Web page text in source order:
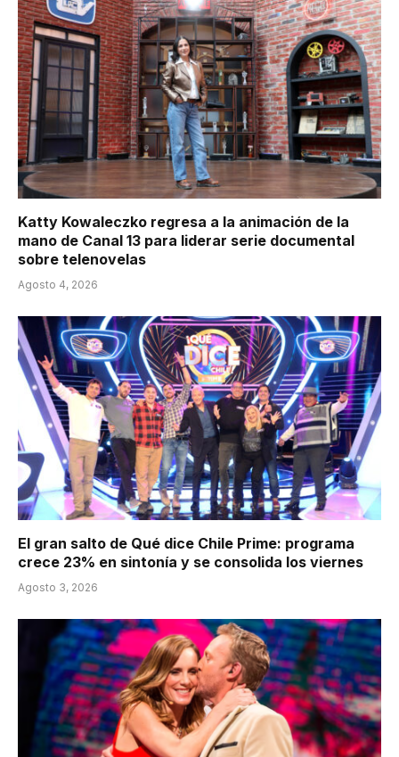
Katty Kowaleczko regresa a la animación de la
mano de Canal 13 para liderar serie documental
sobre telenovelas
Agosto 4, 2026
El gran salto de Qué dice Chile Prime: programa
crece 23% en sintonía y se consolida los viernes
Agosto 3, 2026